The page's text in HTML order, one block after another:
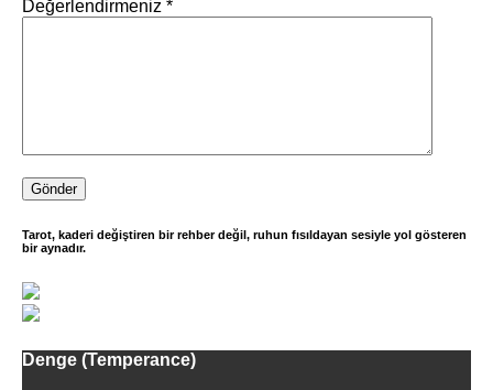
Değerlendirmeniz *
Tarot, kaderi değiştiren bir rehber değil, ruhun fısıldayan sesiyle yol gösteren
bir aynadır.
Denge (Temperance)